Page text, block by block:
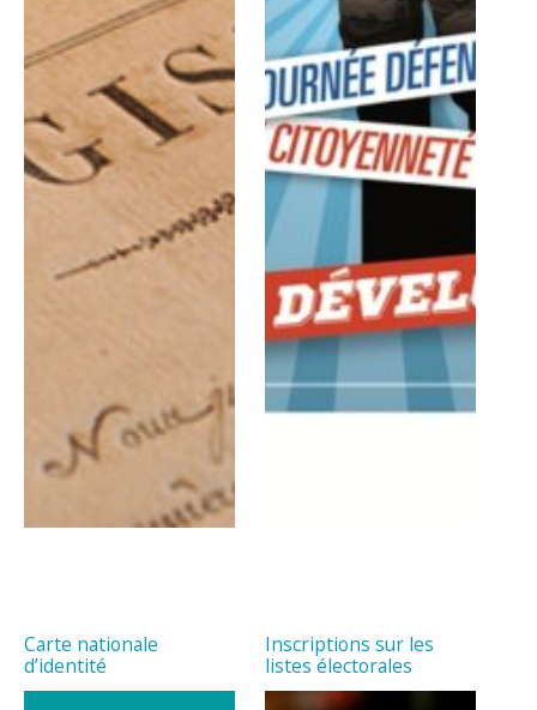
Carte nationale
d’identité
Inscriptions sur les
listes électorales